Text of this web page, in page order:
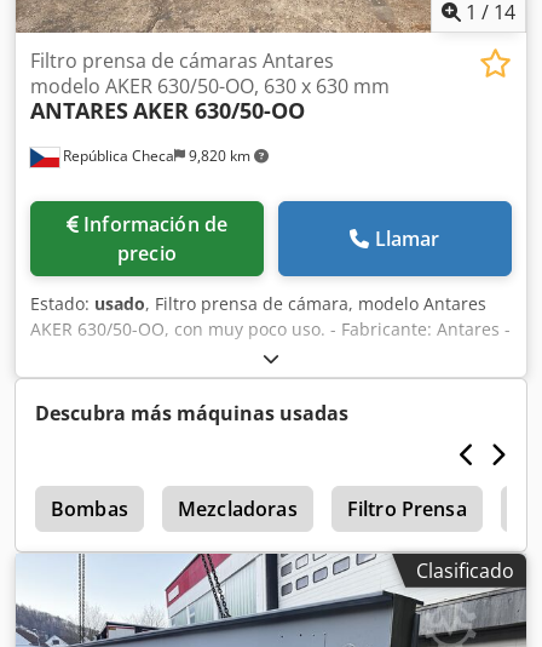
1 / 14
República Checa 9,820 km
Filtro prensa de cámaras Antares
modelo AKER 630/50-OO, 630 x 630 mm
ANTARESAKER 630/50-OO
Información de
precio
Llamar
Estado: usado, Filtro prensa de cámara, modelo Antares
AKER 630/50-OO, con muy poco uso. - Fabricante: Antares -
Modelo: AKER 630/50-OO - Tipo de filtro prensa: De cámara
- Dimensiones de las placas filtrantes: 630 x 630 mm -
Número y material de las placas: (49) placas de cámara de
polipropileno y (2) placas de extremo - Número de
cámaras: 50 - Cierre de la filtro prensa: Electrohidráulico -
modelo SHA-45 de Hydraulik Vrchlabí, motor eléctrico de
1,5 kW Dsdpozbua Hofx An Iock - Extracción de las placas
filtrantes: Manual - Descarga del filtrado: A cielo abierto -
Incluye: panel de control local (no se incluye el cuadro
eléctrico) Especificaciones: Tamaño de la placa: 630 x 630
Número de placas: 49 Descarga: A cielo abierto Orificios: 1
Tipo de placa: Empotrada Cierre: Hidráulico
Descubra más máquinas usadas
Bombas Mezcladoras Filtro Prensa
Clasificado